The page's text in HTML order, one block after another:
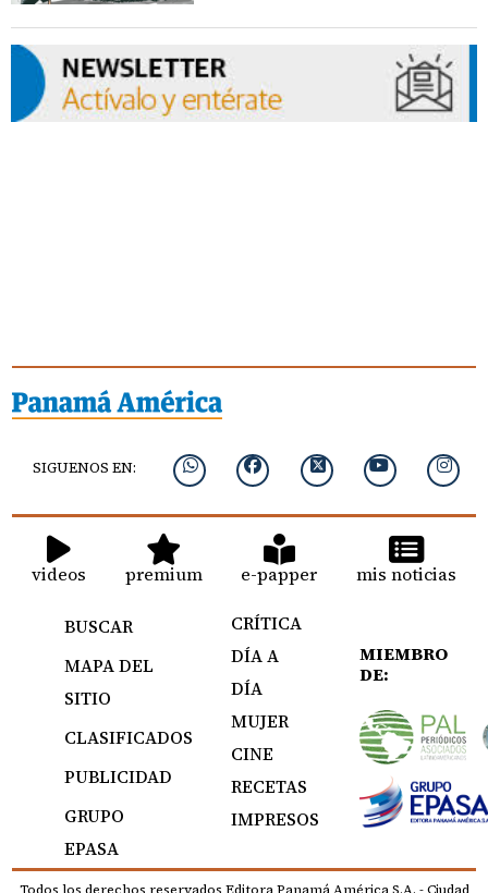
SIGUENOS EN:
videos premium e-papper mis noticias
BUSCAR
MAPA DEL
SITIO
CLASIFICADOS
PUBLICIDAD
GRUPO
EPASA
CRÍTICA
DÍA A
DÍA
MUJER
CINE
RECETAS
IMPRESOS
MIEMBRO
DE: